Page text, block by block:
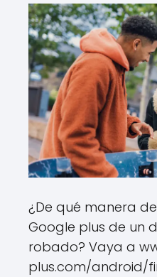
¿De qué manera
Google plus de un
robado? Vaya a
plus.com/android/